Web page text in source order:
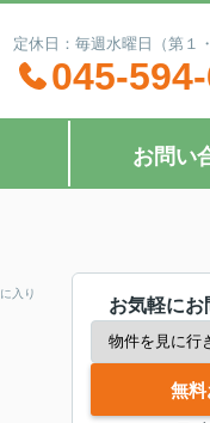
休日：毎週水曜日（第１
045-
お問い
入り
お気軽に
無